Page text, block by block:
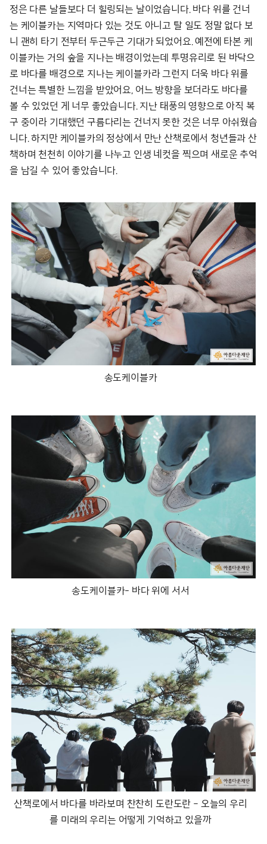
정은 다른 날들보다 더 힐링되는 날이었습니다. 바다 위를 건너
는 케이블카는 지역마다 있는 것도 아니고 탈 일도 정말 없다 보
니 괜히 타기 전부터 두근두근 기대가 되었어요. 예전에 타본 케
이블카는 거의 숲을 지나는 배경이었는데 투명유리로 된 바닥으
로 바다를 배경으로 지나는 케이블카라 그런지 더욱 바다 위를
건너는 특별한 느낌을 받았어요, 어느 방향을 보더라도 바다를
볼 수 있었던 게 너무 좋았습니다. 지난 태풍의 영향으로 아직 복
구 중이라 기대했던 구름다리는 건너지 못한 것은 너무 아쉬웠습
니다. 하지만 케이블카의 정상에서 만난 산책로에서 청년들과 산
책하며 천천히 이야기를 나누고 인생 네컷을 찍으며 새로운 추억
을 남길 수 있어 좋았습니다.
송도케이블카
송도케이블카- 바다 위에 서서
산책로에서 바다를 바라보며 찬찬히 도란도란 – 오늘의 우리
를 미래의 우리는 어떻게 기억하고 있을까